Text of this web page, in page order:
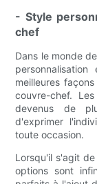
- Style
chef
Dans le monde
meilleures
couvre-chef.
devenus de
d'exprimer
toute occasion.
Lorsqu'il s'agit
options sont